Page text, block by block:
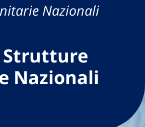
Nazionali
Strutture
Nazionali